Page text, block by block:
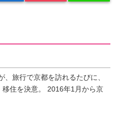
旅行で京都を訪れるたびに、
住を決意。 2016年1月から京